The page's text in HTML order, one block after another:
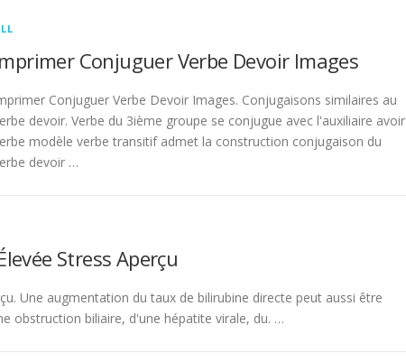
Conjuguer Verbe Devoir Images
Conjuguer Verbe Devoir Images. Conjugaisons similaires au
devoir. Verbe du 3ième groupe se conjugue avec l'auxiliaire avoir
modèle verbe transitif admet la construction conjugaison du
devoir …
Stress Aperçu
Une augmentation du taux de bilirubine directe peut aussi être
obstruction biliaire, d'une hépatite virale, du. …